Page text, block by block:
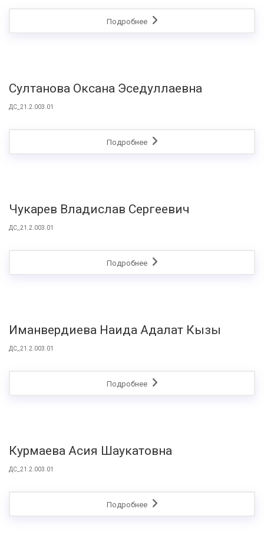
Подробнее
Султанова Оксана Эседуллаевна
ДС_21.2.003.01
Подробнее
Чукарев Владислав Сергеевич
ДС_21.2.003.01
Подробнее
Иманвердиева Наида Адалат Кызы
ДС_21.2.003.01
Подробнее
Курмаева Асия Шаукатовна
ДС_21.2.003.01
Подробнее